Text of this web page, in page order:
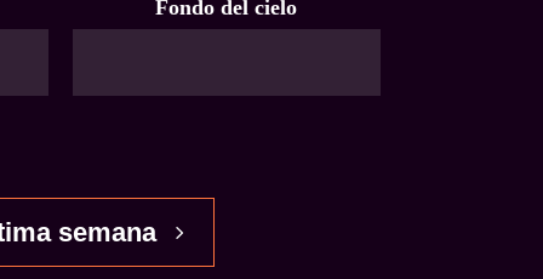
Fondo del cielo
semana